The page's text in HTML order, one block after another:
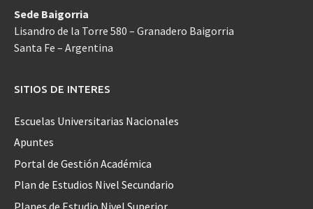
Sede Baigorria
Lisandro de la Torre 580 – Granadero Baigorria
Santa Fe – Argentina
SITIOS DE INTERES
Escuelas Universitarias Nacionales
Apuntes
Portal de Gestión Académica
Plan de Estudios Nivel Secundario
Planes de Estudio Nivel Superior